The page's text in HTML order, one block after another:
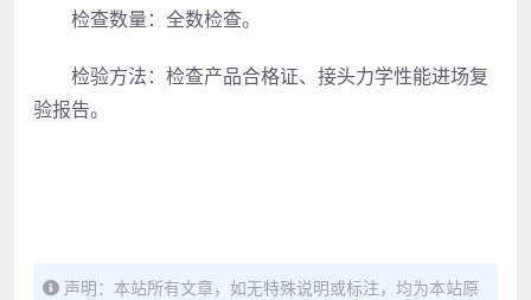
检查数量：全数检查。
检验方法：检查产品合格证、接头力学性能进场复
验报告。
声明：本站所有文章，如无特殊说明或标注，均为本站原